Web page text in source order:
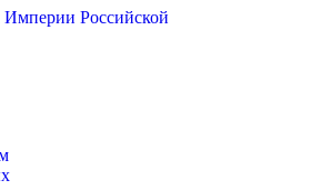
Российской